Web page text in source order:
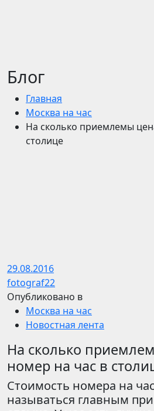
Блог
Главная
Москва на час
На сколько приемлемы
столице
29.08.2016
fotograf22
Опубликовано в
Москва на час
Новостная лента
На сколько
номер на час в
Стоимость номера на
называться главным